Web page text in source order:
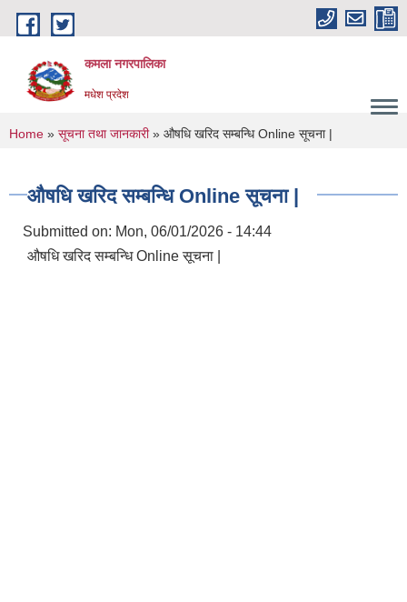
Skip to main content
कमला नगरपालिका
मधेश प्रदेश
You are here
Home » सूचना तथा जानकारी» औषधि खरिद सम्बन्धि Online सूचना |
औषधि खरिद सम्बन्धि Online सूचना |
Submitted on: Mon, 06/01/2026 - 14:44
औषधि खरिद सम्बन्धि Online सूचना |